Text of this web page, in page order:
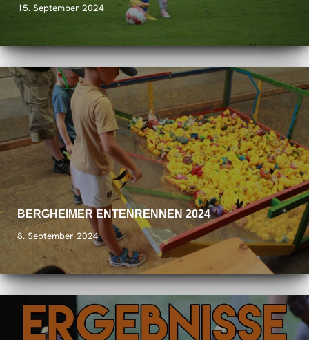
15. September 2024
BERGHEIMER ENTENRENNEN 2024
8. September 2024